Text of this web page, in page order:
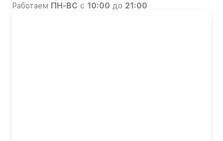
Работаем ПН-ВС с 10:00 до 21:00